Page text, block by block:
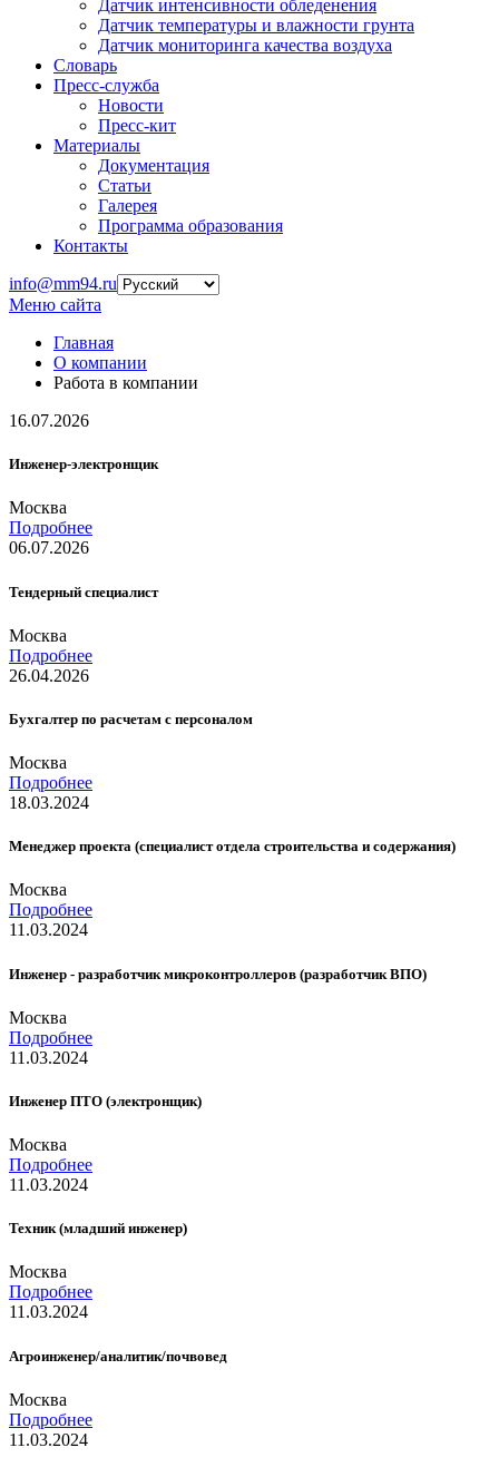
Датчик интенсивности обледенения
Датчик температуры и влажности грунта
Датчик мониторинга качества воздуха
Словарь
Пресс-служба
Новости
Пресс-кит
Материалы
Документация
Статьи
Галерея
Программа образования
Контакты
info@mm94.ru
Меню сайта
Главная
О компании
Работа в компании
16.07.2026
Инженер-электронщик
Москва
Подробнее
06.07.2026
Тендерный специалист
Москва
Подробнее
26.04.2026
Бухгалтер по расчетам с персоналом
Москва
Подробнее
18.03.2024
Менеджер проекта (специалист отдела строительства и содержания)
Москва
Подробнее
11.03.2024
Инженер - разработчик микроконтроллеров (разработчик ВПО)
Москва
Подробнее
11.03.2024
Инженер ПТО (электронщик)
Москва
Подробнее
11.03.2024
Техник (младший инженер)
Москва
Подробнее
11.03.2024
Агроинженер/аналитик/почвовед
Москва
Подробнее
11.03.2024